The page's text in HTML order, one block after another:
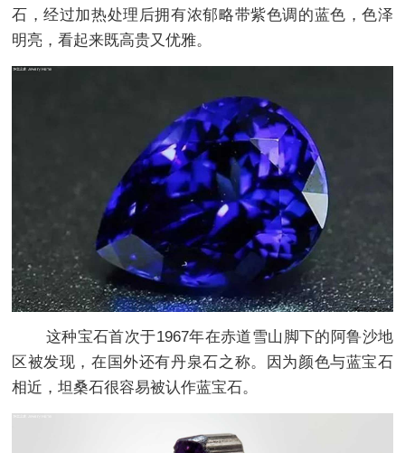
石，经过加热处理后拥有浓郁略带紫色调的蓝色，色泽
明亮，看起来既高贵又优雅。
这种宝石首次于1967年在赤道雪山脚下的阿鲁沙地
区被发现，在国外还有丹泉石之称。因为颜色与蓝宝石
相近，坦桑石很容易被认作蓝宝石。